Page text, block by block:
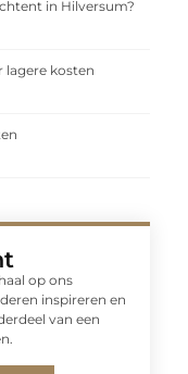
in Hilversum?
lagere kosten
op ons
inspireren en
van een